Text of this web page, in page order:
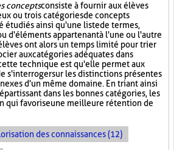
conceptsconsiste à fournir aux élèves
ou trois catégories de concepts
étudiés ainsi qu'une liste de termes,
d'éléments appartenant à l'une ou l'autre
ont alors un temps limité pour trier
aux catégories adéquates dans
technique est qu'elle permet aux
s'interroger sur les distinctions présentes
d'un même domaine. En triant ainsi
dans les bonnes catégories, les
qui favorise une meilleure rétention de
des connaissances (12)